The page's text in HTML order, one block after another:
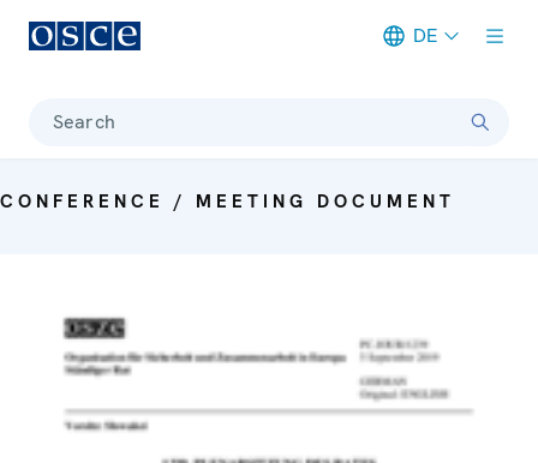
DE
Search
CONFERENCE / MEETING DOCUMENT